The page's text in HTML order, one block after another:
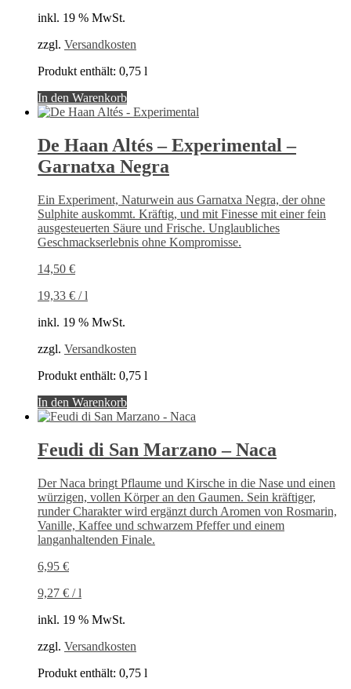
inkl. 19 % MwSt.
zzgl. Versandkosten
Produkt enthält: 0,75 l
In den Warenkorb
De Haan Altés – Experimental –
Garnatxa Negra
Ein Experiment, Naturwein aus Garnatxa Negra, der ohne
Sulphite auskommt. Kräftig, und mit Finesse mit einer fein
ausgesteuerten Säure und Frische. Unglaubliches
Geschmackserlebnis ohne Kompromisse.
14,50 €
19,33 € /l
inkl. 19 % MwSt.
zzgl. Versandkosten
Produkt enthält: 0,75 l
In den Warenkorb
Feudi di San Marzano – Naca
Der Naca bringt Pflaume und Kirsche in die Nase und einen
würzigen, vollen Körper an den Gaumen. Sein kräftiger,
runder Charakter wird ergänzt durch Aromen von Rosmarin,
Vanille, Kaffee und schwarzem Pfeffer und einem
langanhaltenden Finale.
6,95 €
9,27 € /l
inkl. 19 % MwSt.
zzgl. Versandkosten
Produkt enthält: 0,75 l